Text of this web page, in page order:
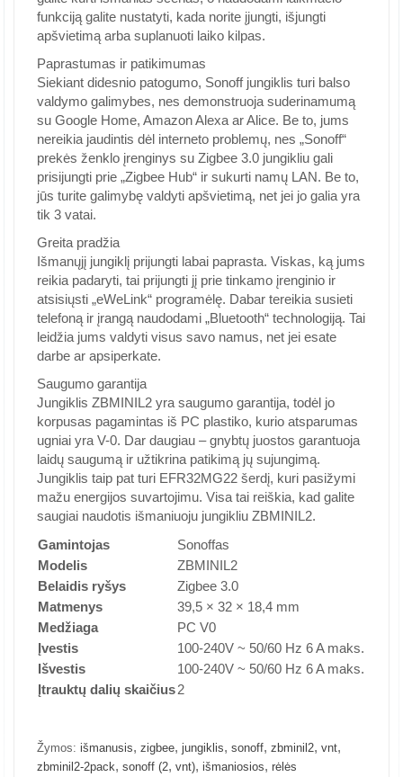
funkciją galite nustatyti, kada norite įjungti, išjungti
apšvietimą arba suplanuoti laiko kilpas.
Paprastumas ir patikimumas
Siekiant didesnio patogumo, Sonoff jungiklis turi balso
valdymo galimybes, nes demonstruoja suderinamumą
su Google Home, Amazon Alexa ar Alice. Be to, jums
nereikia jaudintis dėl interneto problemų, nes „Sonoff“
prekės ženklo įrenginys su Zigbee 3.0 jungikliu gali
prisijungti prie „Zigbee Hub“ ir sukurti namų LAN. Be to,
jūs turite galimybę valdyti apšvietimą, net jei jo galia yra
tik 3 vatai.
Greita pradžia
Išmanųjį jungiklį prijungti labai paprasta. Viskas, ką jums
reikia padaryti, tai prijungti jį prie tinkamo įrenginio ir
atsisiųsti „eWeLink“ programėlę. Dabar tereikia susieti
telefoną ir įrangą naudodami „Bluetooth“ technologiją. Tai
leidžia jums valdyti visus savo namus, net jei esate
darbe ar apsiperkate.
Saugumo garantija
Jungiklis ZBMINIL2 yra saugumo garantija, todėl jo
korpusas pagamintas iš PC plastiko, kurio atsparumas
ugniai yra V-0. Dar daugiau – gnybtų juostos garantuoja
laidų saugumą ir užtikrina patikimą jų sujungimą.
Jungiklis taip pat turi EFR32MG22 šerdį, kuri pasižymi
mažu energijos suvartojimu. Visa tai reiškia, kad galite
saugiai naudotis išmaniuoju jungikliu ZBMINIL2.
Gamintojas
Sonoffas
Modelis
ZBMINIL2
Belaidis ryšys
Zigbee 3.0
Matmenys
39,5 × 32 × 18,4 mm
Medžiaga
PC V0
Įvestis
100-240V ~ 50/60 Hz 6 A maks.
Išvestis
100-240V ~ 50/60 Hz 6 A maks.
Įtrauktų dalių skaičius2
Žymos: išmanusis, zigbee, jungiklis, sonoff, zbminil2, vnt,
zbminil2-2pack, sonoff (2, vnt), išmaniosios, rėlės